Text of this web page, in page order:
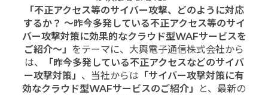
「不正アクセス等のサイバー攻撃、どのように対応
するか？ ～昨今多発している不正アクセス等のサイ
バー攻撃対策に効果的なクラウド型WAFサービスを
ご紹介～」
をテーマに、大興電子通信株式会社から
は、
「昨今多発している不正アクセスなどのサイバ
ー攻撃対策」 、当社からは 「サイバー攻撃対策に有
効なクラウド型WAFサービスのご紹介」
と、最新の